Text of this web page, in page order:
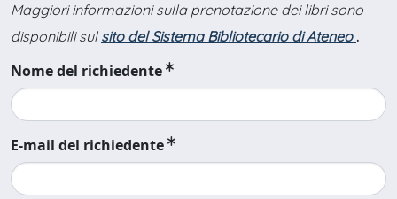
Maggiori informazioni sulla prenotazione dei libri sono
disponibili sul sito del Sistema Bibliotecario di Ateneo .
Nome del richiedente
E-mail del richiedente